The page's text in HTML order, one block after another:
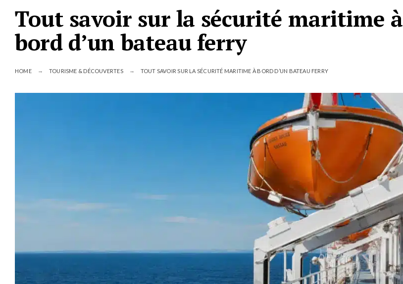
Tout savoir sur la sécurité maritime à
bord d’un bateau ferry
HOME TOURISME & DÉCOUVERTES TOUT SAVOIR SUR LA SÉCURITÉ MARITIME À BORD D’UN BATEAU FERRY